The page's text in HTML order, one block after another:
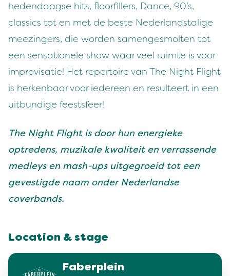
hedendaagse hits, floorfillers, Dance, 90’s,
classics tot en met de beste Nederlandstalige
meezingers, die worden samengesmolten tot
een sensationele show waar veel ruimte is voor
improvisatie! Het repertoire van The Night Flight
is herkenbaar voor iedereen en resulteert in een
uitbundige feestsfeer!
The Night Flight is door hun energieke
optredens, muzikale kwaliteit en verrassende
medleys en mash-ups uitgegroeid tot een
gevestigde naam onder Nederlandse
coverbands.
Location & stage
Faberplein